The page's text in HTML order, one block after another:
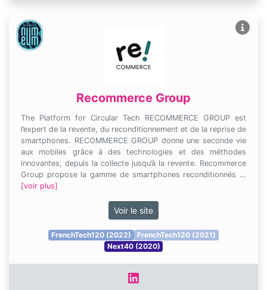
Recommerce Group
The Platform for Circular Tech RECOMMERCE GROUP est
l’expert de la revente, du reconditionnement et de la reprise de
smartphones. RECOMMERCE GROUP donne une seconde vie
aux mobiles grâce à des technologies et des méthodes
innovantes, depuis la collecte jusqu’à la revente. Recommerce
Group propose la gamme de smartphones reconditionnés …
[voir plus]
Voir le site
FrenchTech120 (2022)
FrenchTech120 (2021)
Next40 (2020)